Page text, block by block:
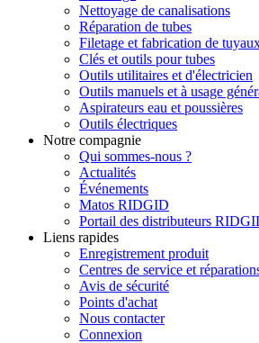
Nettoyage de canalisations
Réparation de tubes
Filetage et fabrication de
Clés et outils pour tubes
Outils utilitaires et d'électricien
Outils manuels et à usage
Aspirateurs eau et poussières
Outils électriques
Notre compagnie
Qui sommes-nous ?
Actualités
Événements
Matos RIDGID
Portail des distributeurs
Liens rapides
Enregistrement produit
Centres de service et
Avis de sécurité
Points d'achat
Nous contacter
Connexion